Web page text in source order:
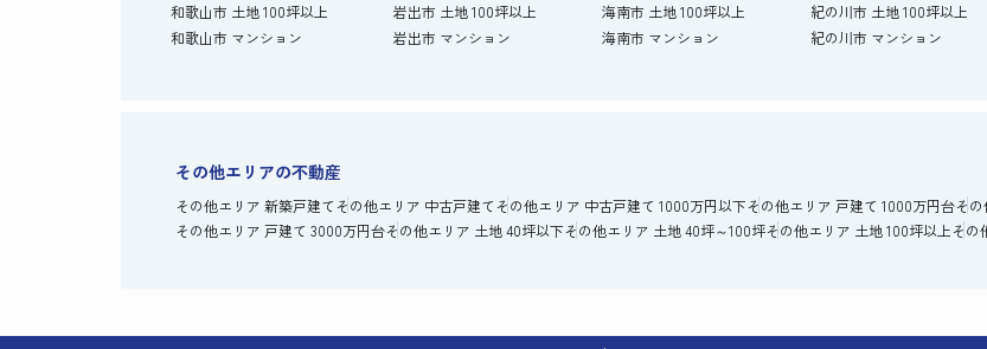
和歌山市 土地 100坪以上
和歌山市 マンション
岩出市 土地 100坪以上
岩出市 マンション
海南市 土地 100坪以上
海南市 マンション
紀の川市 土地 100坪以上
紀の川市 マンション
その他エリアの不動産
その他エリア 新築戸建てその他エリア 中古戸建てその他エリア 中古戸建て 1000万円以下その他エリア 戸建て 1000万円台そ
その他エリア 戸建て 3000万円台その他エリア 土地 40坪以下その他エリア 土地 40坪～100坪その他エリア 土地 100坪以上その